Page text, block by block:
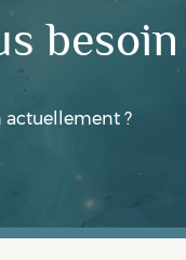
actuellement ?